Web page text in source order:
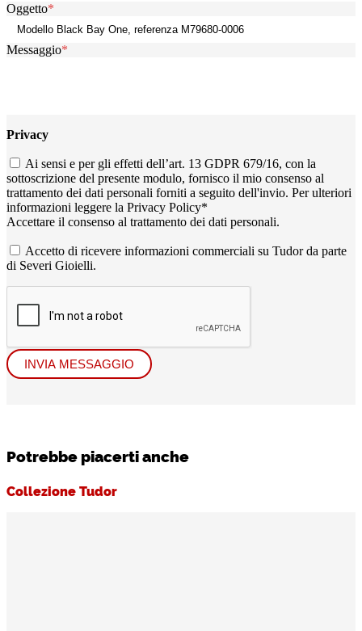
Oggetto*
Messaggio*
Privacy
Ai sensi e per gli effetti dell’art. 13 GDPR 679/16, con la
sottoscrizione del presente modulo, fornisco il mio consenso al
trattamento dei dati personali forniti a seguito dell'invio. Per ulteriori
informazioni leggere la Privacy Policy*
Accettare il consenso al trattamento dei dati personali.
Accetto di ricevere informazioni commerciali su Tudor da parte
di Severi Gioielli.
INVIA MESSAGGIO
Potrebbe piacerti anche
Collezione Tudor